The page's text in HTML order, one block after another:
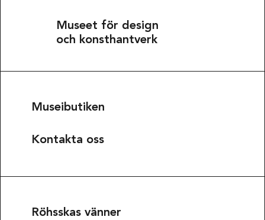
Museet för design
och konsthantverk
Museibutiken
Kontakta oss
Röhsskas vänner